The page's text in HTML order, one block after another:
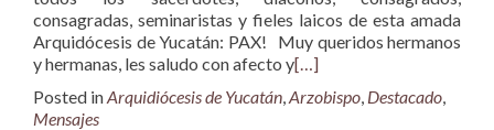
consagradas, seminaristas y fieles laicos de esta amada
Arquidócesis de Yucatán: PAX! Muy queridos hermanos
y hermanas, les saludo con afecto y[…]
Posted inArquidiócesis de Yucatán,Arzobispo, Destacado,
Mensajes